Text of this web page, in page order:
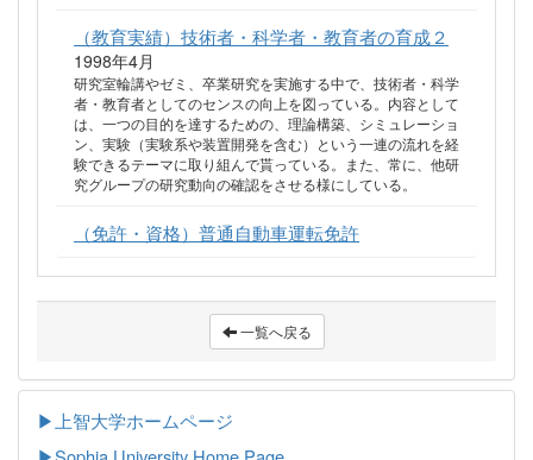
（教育実績）技術者・科学者・教育者の育成２
1998年4月
研究室輪講やゼミ、卒業研究を実施する中で、技術者・科学
者・教育者としてのセンスの向上を図っている。内容として
は、一つの目的を達するための、理論構築、シミュレーショ
ン、実験（実験系や装置開発を含む）という一連の流れを経
験できるテーマに取り組んで貰っている。また、常に、他研
究グループの研究動向の確認をさせる様にしている。
（免許・資格）普通自動車運転免許
一覧へ戻る
▶上智大学ホームページ